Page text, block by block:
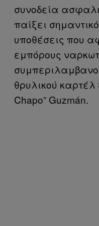
συνοδεία
παίξει
υποθέσεις που
εμπόρους
θρυλικού καρτέλ
Chapo” Guzmán.